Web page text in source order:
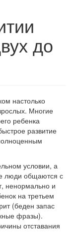
до
настолько
Многие
ребенка
развитие
условии, а
люди общаются с
ненормально и
на третьем
(беден запас
фразы).
отставания